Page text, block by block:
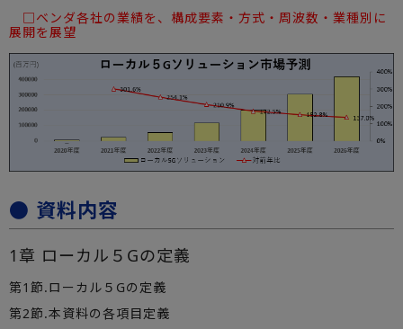
□ベンダ各社の業績を、構成要素・方式・周波数・業種別に
展開を展望
● 資料内容
1章 ローカル５Gの定義
第1節.ローカル５Gの定義
第2節.本資料の各項目定義